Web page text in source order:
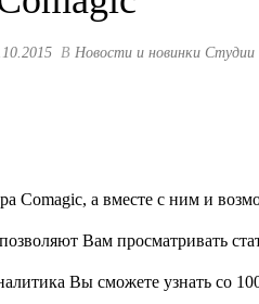
В Новости и новинки Студии
Comagic, а вместе с ним и
Вам просматривать
Вы сможете узнать со